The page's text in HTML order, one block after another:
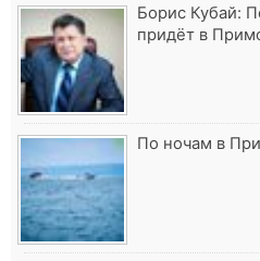
Борис Кубай:
придёт в
По ночам в